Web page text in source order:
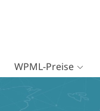
WPML-Preise